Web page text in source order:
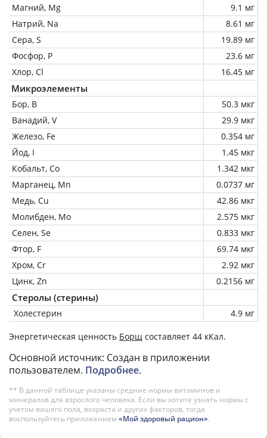
Магний, Mg
9.1 мг
Натрий, Na
8.61 мг
Сера, S
19.89 мг
Фосфор, P
23.6 мг
Хлор, Cl
16.45 мг
Микроэлементы
Бор, B
50.3 мкг
Ванадий, V
29.9 мкг
Железо, Fe
0.354 мг
Йод, I
1.45 мкг
Кобальт, Co
1.342 мкг
Марганец, Mn
0.0737 мг
Медь, Cu
42.86 мкг
Молибден, Mo
2.575 мкг
Селен, Se
0.833 мкг
Фтор, F
69.74 мкг
Хром, Cr
2.92 мкг
Цинк, Zn
0.2156 мг
Стеролы (стерины)
Холестерин 4.9 мг
Энергетическая ценность Борщ составляет 44 кКал.
Основной источник: Создан в приложении
пользователем. Подробнее.
** В данной таблице указаны средние нормы витаминов и
минералов для взрослого человека. Если вы хотите узнать нормы с
учетом вашего пола, возраста и других факторов, тогда
воспользуйтесь приложением «Мой здоровый рацион».